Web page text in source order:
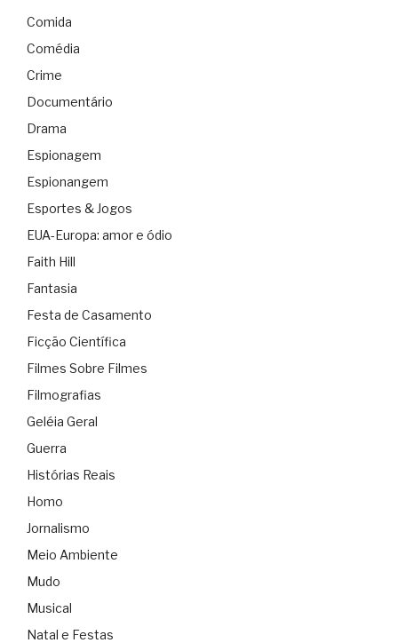
Comida
Comédia
Crime
Documentário
Drama
Espionagem
Espionangem
Esportes & Jogos
EUA-Europa: amor e ódio
Faith Hill
Fantasia
Festa de Casamento
Ficção Científica
Filmes Sobre Filmes
Filmografias
Geléia Geral
Guerra
Histórias Reais
Homo
Jornalismo
Meio Ambiente
Mudo
Musical
Natal e Festas